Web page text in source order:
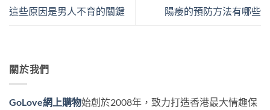
這些原因是男人不育的關鍵 陽痿的預防方法有哪些
關於我們
GoLove網上購物始創於2008年，致力打造香港最大情趣保